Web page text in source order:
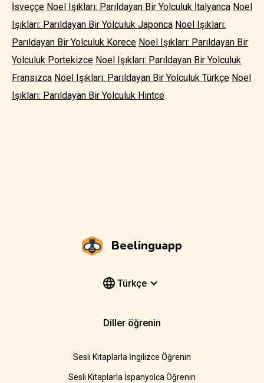
İsveççe Noel Işıkları: Parıldayan Bir Yolculuk İtalyanca Noel
Işıkları: Parıldayan Bir Yolculuk Japonca Noel Işıkları:
Parıldayan Bir Yolculuk Korece Noel Işıkları: Parıldayan Bir
Yolculuk Portekizce Noel Işıkları: Parıldayan Bir Yolculuk
Fransızca Noel Işıkları: Parıldayan Bir Yolculuk Türkçe Noel
Işıkları: Parıldayan Bir Yolculuk Hintçe
Beelinguapp
Türkçe
Diller öğrenin
Sesli Kitaplarla İngilizce Öğrenin
Sesli Kitaplarla İspanyolca Öğrenin